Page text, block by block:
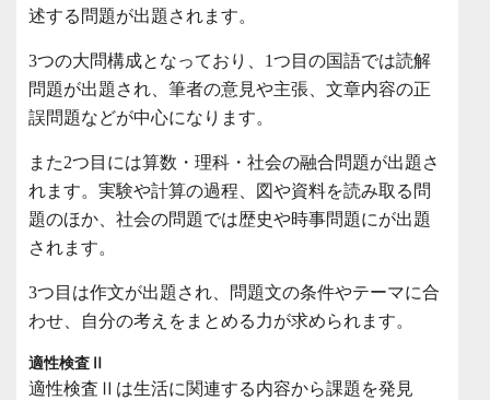
述する問題が出題されます。
3つの大問構成となっており、1つ目の国語では読解
問題が出題され、筆者の意見や主張、文章内容の正
誤問題などが中心になります。
また2つ目には算数・理科・社会の融合問題が出題さ
れます。実験や計算の過程、図や資料を読み取る問
題のほか、社会の問題では歴史や時事問題にが出題
されます。
3つ目は作文が出題され、問題文の条件やテーマに合
わせ、自分の考えをまとめる力が求められます。
適性検査Ⅱ
適性検査Ⅱは生活に関連する内容から課題を発見